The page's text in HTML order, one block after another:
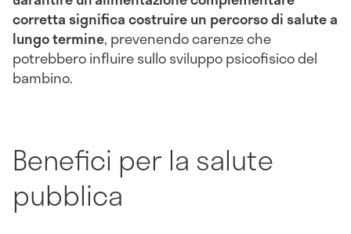
corretta significa costruire un percorso di salute a
lungo termine, prevenendo carenze che
potrebbero influire sullo sviluppo psicofisico del
bambino.
Benefici per la salute
pubblica